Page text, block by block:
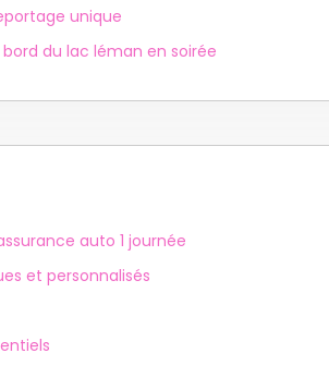
unique
du lac léman en soirée
auto 1 journée
et personnalisés